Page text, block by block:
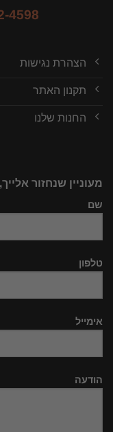
4598
הצהרת נגישות
תקנון האתר
החנות שלנו
מעוניין שנחזור
שם
טלפון
אימייל
הודעה